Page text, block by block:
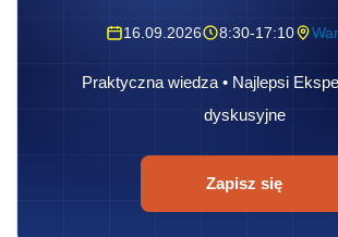
16.09.2026 8:30-17:10
Praktyczna wiedza • Najlepsi
dyskusyjne
Zapisz się